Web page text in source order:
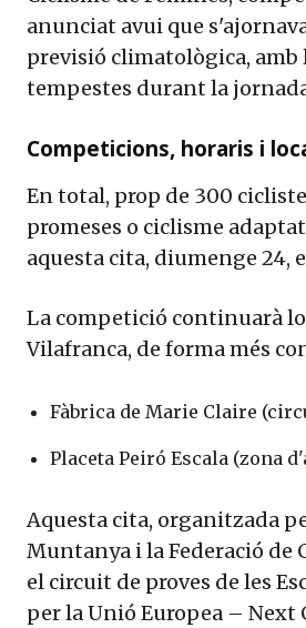
anunciat avui que
previsió climatològica, amb
tempestes durant la
Competicions, horaris i
En total, prop de 300
promeses o ciclisme
aquesta cita, diumenge 24,
La competició continuarà
Vilafranca, de forma més
Fàbrica de Marie Claire
Placeta Peiró Escala (zona
Aquesta cita, organitzada
Muntanya i la Federació de
el circuit de proves de les
per la Unió Europea – Next